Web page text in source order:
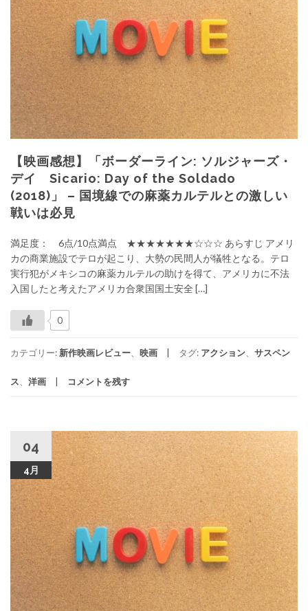
【映画感想】「ボーダーライン: ソルジャーズ・
デイ Sicario: Day of the Soldado
(2018)」 – 国境線での麻薬カルテルとの激しい
戦いは必見
満足度： 6点/10点満点 ★★★★★★★☆☆☆ あらすじ アメリ
カの商業施設でテロが起こり、大勢の民間人が犠牲となる。テロ
実行犯がメキシコの麻薬カルテルの助けを得て、アメリカに不法
入国したと考えたアメリカ合衆国国土安全 […]
0
カテゴリー:新作映画レビュー、 映画 タグ: アクション、 サスペン
ス、 洋画 コメントを残す
04
4月